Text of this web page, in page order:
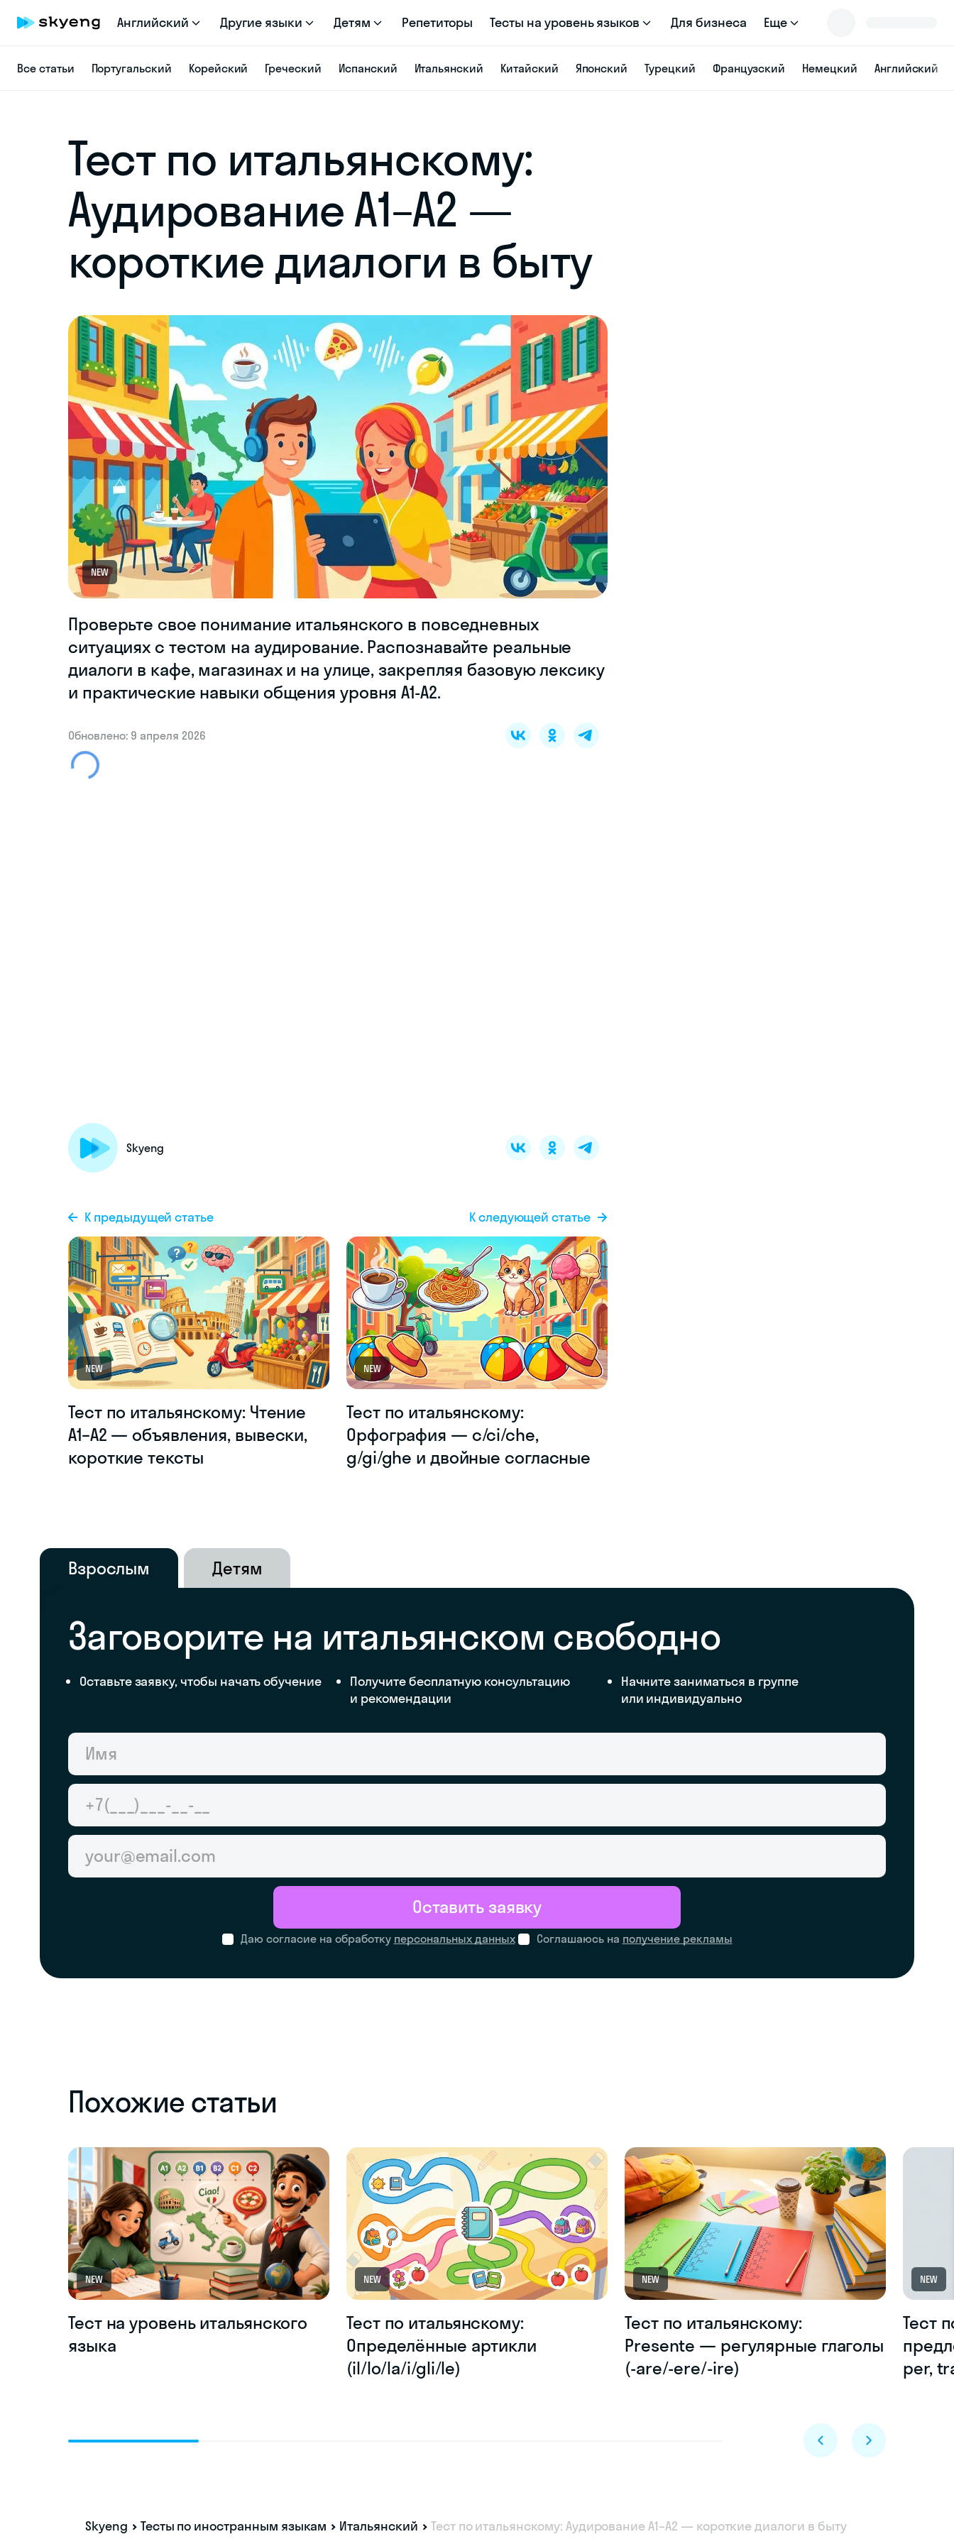
Английский Другие языки Детям Репетиторы Тесты на уровень языков Для бизнеса Еще
Все статьи Португальский Корейский Греческий Испанский Итальянский Китайский Японский Турецкий Французский Немецкий Английский
Тест по итальянскому:
Аудирование A1–A2 —
короткие диалоги в быту
NEW
Проверьте свое понимание итальянского в повседневных
ситуациях с тестом на аудирование. Распознавайте реальные
диалоги в кафе, магазинах и на улице, закрепляя базовую лексику
и практические навыки общения уровня A1‑A2.
Обновлено: 9 апреля 2026
Skyeng
К предыдущей статье
NEW
Тест по итальянскому: Чтение
A1–A2 — объявления, вывески,
короткие тексты
К следующей статье
NEW
Тест по итальянскому:
Орфография — c/ci/che,
g/gi/ghe и двойные согласные
Взрослым Детям
Заговорите на итальянском свободно
Оставьте заявку, чтобы начать обучение
Получите бесплатную консультацию
и рекомендации
Начните заниматься в группе
или индивидуально
Даю согласие на обработку персональных данных Соглашаюсь на получение рекламы
Оставить заявку
Похожие статьи
NEW
Тест на уровень итальянского
языка
NEW
Тест по итальянскому:
Определённые артикли
(il/lo/la/i/gli/le)
NEW
Тест по итальянскому:
Presente — регулярные глаголы
(-are/-ere/-ire)
NEW
Тест
per,
Skyeng Тесты по иностранным языкам Итальянский Тест по итальянскому: Аудирование A1–A2 — короткие диалоги в быту
Skyeng Chat
online